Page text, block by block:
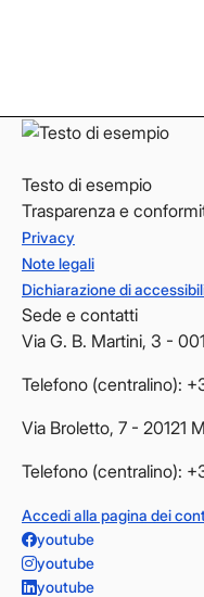
Testo di esempio
Trasparenza e
Privacy
Note legali
Dichiarazione di
Sede e contatti
Via G. B. Martini, 3 -
Telefono (centralino):
Via Broletto, 7 - 20121
Telefono (centralino):
Accedi alla pagina dei
youtube
youtube
youtube